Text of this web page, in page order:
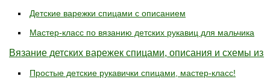
Детские варежки спицами с описанием
Мастер-класс по вязанию детских рукавиц для мальчика
Вязание детских варежек спицами, описания и схемы из
Простые детские рукавички спицами, мастер-класс!